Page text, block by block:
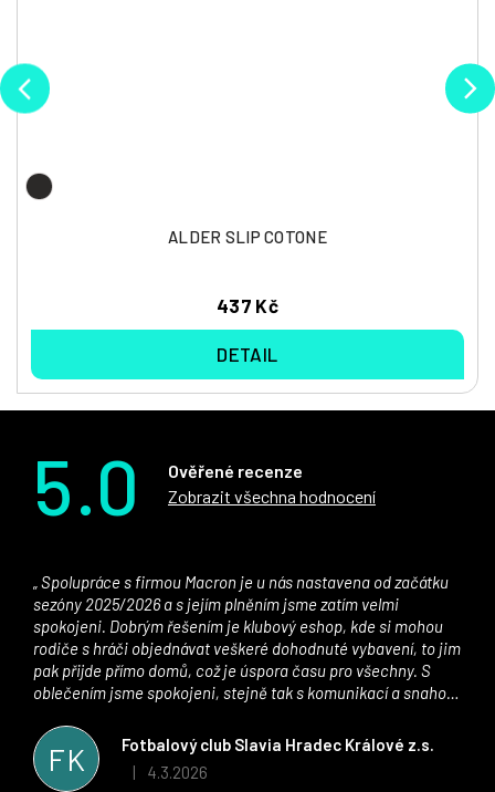
ALDER SLIP COTONE
437 Kč
DETAIL
5.0
Ověřené recenze
Zobrazit všechna hodnocení
FK
Fotbalový club Slavia Hradec Králové z.s.
Hodnocení obchodu je 5 z 5 hvězdiček.
| 4.3.2026
sezóny 2025/2026 a s jejím plněním jsme zatím velmi
spokojeni. Dobrým řešením je klubový eshop, kde si mohou
rodiče s hráči objednávat veškeré dohodnuté vybavení, to jim
pak přijde přímo domů, což je úspora času pro všechny. S
oblečením jsme spokojeni, stejně tak s komunikací a snahou
stran. Věříme, že v tomto duchu bude spolupráce pokračovat
i nadále, nyní už začínáme řešit i první sady dresů ;)